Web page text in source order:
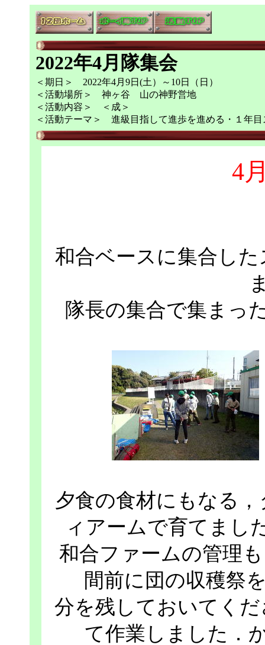
2022年4月隊集会
＜期日＞ 2022年4月9日(土）～10日（日）
＜活動場所＞ 神ヶ谷 山の神野営地
＜活動内容＞ ＜成＞
＜活動テーマ＞ 進級目指して進歩を進める・１年
4
和合ベースに集合し
隊長の集合で集まっ
夕食の食材にもなる
ィアームで育てまし
和合ファームの管理
間前に団の収穫祭
分を残しておいてく
て作業しました．